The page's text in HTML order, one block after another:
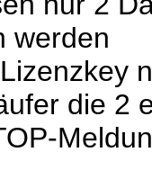
werden
die 2